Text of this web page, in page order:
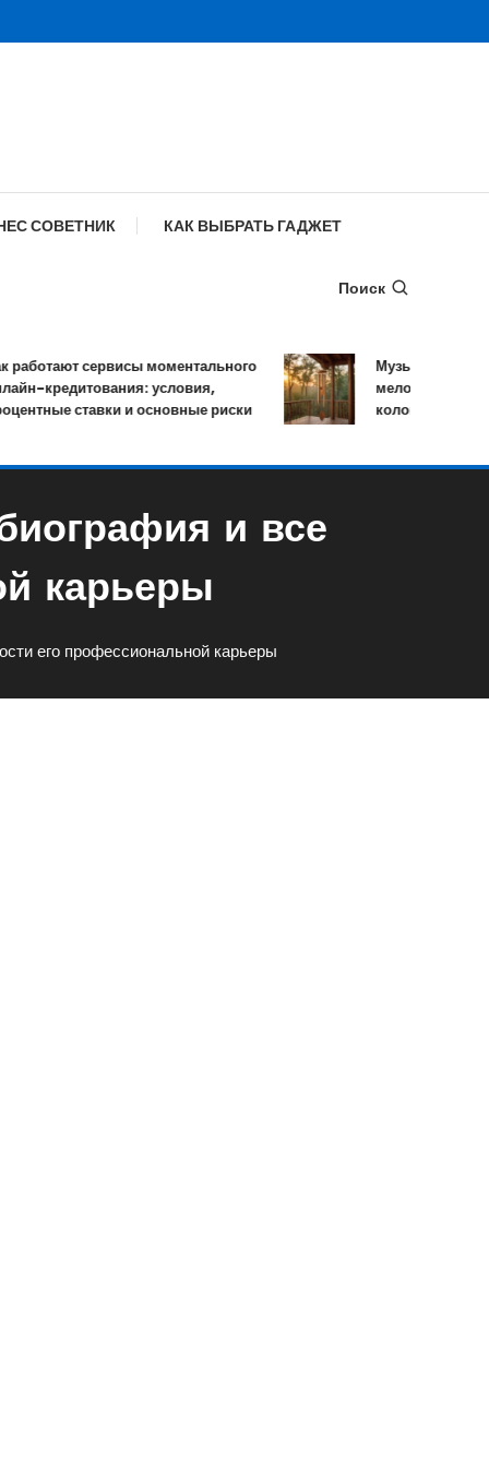
СОВЕТНИК КАК ВЫБРАТЬ ГАДЖЕТ
Поиск
сервисы моментального
кредитования: условия,
ставки и основные риски
Музыка ветра:
мелодичных
колокольчиков
и все
карьеры
его профессиональной карьеры